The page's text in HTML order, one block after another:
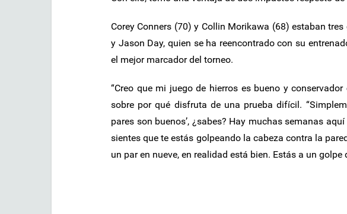
Corey Conners (70) y Collin Morikawa (68) estaban
y Jason Day, quien se ha reencontrado con su
el mejor marcador del torneo.
“Creo que mi juego de hierros es bueno y
sobre por qué disfruta de una prueba difícil.
pares son buenos’, ¿sabes? Hay muchas semanas
sientes que te estás golpeando la cabeza contra la
un par en nueve, en realidad está bien. Estás a un golpe